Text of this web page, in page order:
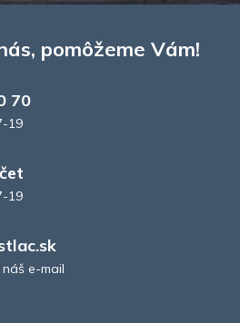
pomôžeme Vám!
70
19
19
e-mail